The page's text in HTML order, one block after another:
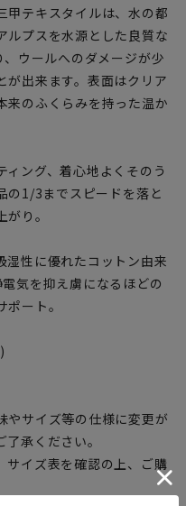
甲テキスタイルは、水の都
ルプスを水源とした良質な
ウールへのダメージが少
が出来ます。表面はクリア
来のふくらみを持った温か
ング、着心地よくそのう
の1/3までスピードを落と
り。
湿性に優れたコットン由来
気を抑え虜になるほどの
ート。
サイズ等の仕様に変更が
承ください。
イズ表を確認の上、ご購